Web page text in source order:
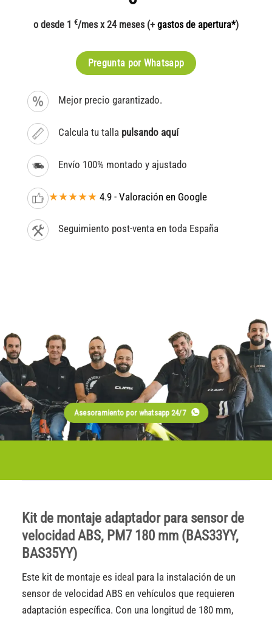
o desde 1 €/mes x 24 meses (+ gastos de apertura*)
Pregunta por Whatsapp
Mejor precio garantizado.
Calcula tu talla pulsando aquí
Envío 100% montado y ajustado
★★★★★ 4.9 - Valoración en Google
Seguimiento post-venta en toda España
Asesoramiento por whatsapp 24/7
Kit de montaje adaptador para sensor de
velocidad ABS, PM7 180 mm (BAS33YY,
BAS35YY)
Este kit de montaje es ideal para la instalación de un
sensor de velocidad ABS en vehículos que requieren
adaptación específica. Con una longitud de 180 mm,